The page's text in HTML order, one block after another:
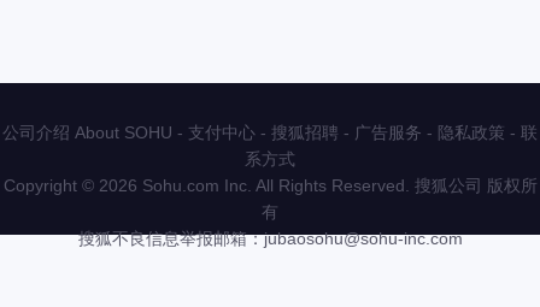
公司介绍 About SOHU - 支付中心 - 搜狐招聘 - 广告服务 - 隐私政策 - 联
系方式
Copyright © 2026 Sohu.com Inc. All Rights Reserved. 搜狐公司 版权所
有
搜狐不良信息举报邮箱：jubaosohu@sohu-inc.com